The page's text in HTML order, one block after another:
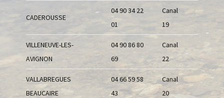
CADEROUSSE
04 90 34 22
01
Canal
19
VILLENEUVE-LES-
AVIGNON
04 90 86 80
69
Canal
22
VALLABREGUES
BEAUCAIRE
04 66 59 58
43
Canal
20